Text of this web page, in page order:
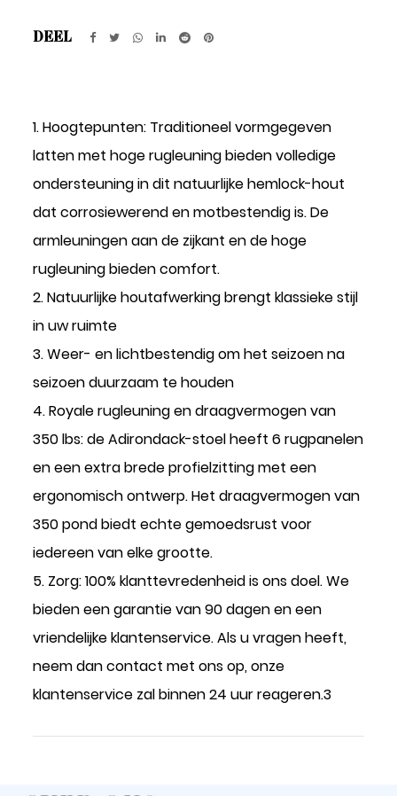
DEEL
1. Hoogtepunten: Traditioneel vormgegeven
latten met hoge rugleuning bieden volledige
ondersteuning in dit natuurlijke hemlock-hout
dat corrosiewerend en motbestendig is. De
armleuningen aan de zijkant en de hoge
rugleuning bieden comfort.
2. Natuurlijke houtafwerking brengt klassieke stijl
in uw ruimte
3. Weer- en lichtbestendig om het seizoen na
seizoen duurzaam te houden
4. Royale rugleuning en draagvermogen van
350 lbs: de Adirondack-stoel heeft 6 rugpanelen
en een extra brede profielzitting met een
ergonomisch ontwerp. Het draagvermogen van
350 pond biedt echte gemoedsrust voor
iedereen van elke grootte.
5. Zorg: 100% klanttevredenheid is ons doel. We
bieden een garantie van 90 dagen en een
vriendelijke klantenservice. Als u vragen heeft,
neem dan contact met ons op, onze
klantenservice zal binnen 24 uur reageren.3